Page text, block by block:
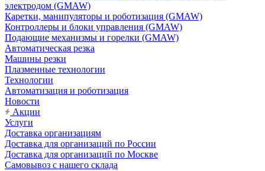
электродом (GMAW)
Каретки, манипуляторы и роботизация (GMAW)
Контроллеры и блоки управления (GMAW)
Подающие механизмы и горелки (GMAW)
Автоматическая резка
Машины резки
Плазменные технологии
Технологии
Автоматизация и роботизация
Новости
Акции
Услуги
Доставка организациям
Доставка для организаций по России
Доставка для организаций по Москве
Самовывоз с нашего склада